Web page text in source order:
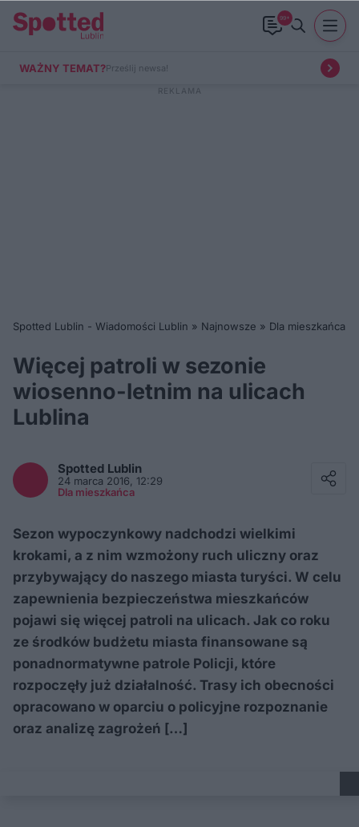
99+
WAŻNY TEMAT?Prześlij newsa!
Spotted Lublin - Wiadomości Lublin » Najnowsze » Dla mieszkańca
Więcej patroli w sezonie
wiosenno-letnim na ulicach
Lublina
Spotted Lublin
24 marca 2016, 12:29
Dla mieszkańca
Sezon wypoczynkowy nadchodzi wielkimi
krokami, a z nim wzmożony ruch uliczny oraz
przybywający do naszego miasta turyści. W celu
zapewnienia bezpieczeństwa mieszkańców
pojawi się więcej patroli na ulicach. Jak co roku
ze środków budżetu miasta finansowane są
ponadnormatywne patrole Policji, które
rozpoczęły już działalność. Trasy ich obecności
opracowano w oparciu o policyjne rozpoznanie
oraz analizę zagrożeń […]